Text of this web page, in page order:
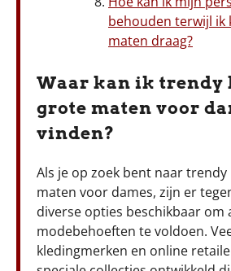
behouden terwijl ik
maten draag?
Waar kan ik trendy
grote maten voor
vinden?
Als je op zoek bent naar
maten voor dames, zijn er
diverse opties beschikbaar om
modebehoeften te voldoen.
kledingmerken en online